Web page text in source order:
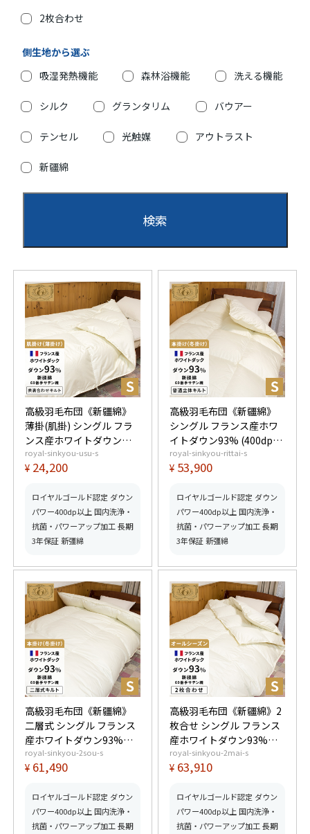
2枚合わせ
側生地から選ぶ
吸湿発熱機能
森林浴機能 洗える機能
シルク グランタリム バウアー
テンセル 光触媒 アウトラスト
新疆綿
高級羽毛布団《新疆綿》
薄掛(肌掛) シングル フラ
ンス産ホワイトダウン
93% (400dp以上) 羽毛量
0.4kg 【5つ星ロイヤルゴ
とんマーク取得】
royal-sinkyou-usu-s
¥ 24,200
ロイヤルゴールド認定 ダウン
パワー400dp以上 国内洗浄・
抗菌・パワーアップ加工 長期
3年保証 新彊綿
高級羽毛布団《新疆綿》
シングル フランス産ホワ
イトダウン93% (400dp以
上) 羽毛量1.3kg 【5つ星
ロイヤルゴールド取得】
得】
royal-sinkyou-rittai-s
¥ 53,900
ロイヤルゴールド認定 ダウン
パワー400dp以上 国内洗浄・
抗菌・パワーアップ加工 長期
3年保証 新彊綿
高級羽毛布団《新疆綿》
二層式 シングル フランス
産ホワイトダウン93%
(400dp以上) 羽毛量1.4kg
【5つ星ロイヤルゴールド
ーク取得】
royal-sinkyou-2sou-s
¥ 61,490
ロイヤルゴールド認定 ダウン
パワー400dp以上 国内洗浄・
抗菌・パワーアップ加工 長期
高級羽毛布団《新疆綿》2
枚合せ シングル フランス
産ホワイトダウン93%
(400dp以上) 合掛0.9kg、
薄掛0.4kg 【5つ星ロイヤ
ドふとんマーク取得】
royal-sinkyou-2mai-s
¥ 63,910
ロイヤルゴールド認定 ダウン
パワー400dp以上 国内洗浄・
抗菌・パワーアップ加工 長期